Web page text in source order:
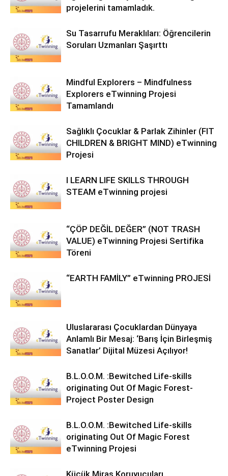
projelerini tamamladık.
Su Tasarrufu Meraklıları: Öğrencilerin
Soruları Uzmanları Şaşırttı
Mindful Explorers – Mindfulness
Explorers eTwinning Projesi
Tamamlandı
Sağlıklı Çocuklar & Parlak Zihinler (FIT
CHILDREN & BRIGHT MIND) eTwinning
Projesi
I LEARN LIFE SKILLS THROUGH
STEAM eTwinning projesi
“ÇÖP DEĞİL DEĞER” (NOT TRASH
VALUE) eTwinning Projesi Sertifika
Töreni
“EARTH FAMİLY” eTwinning PROJESİ
Uluslararası Çocuklardan Dünyaya
Anlamlı Bir Mesaj: ‘Barış İçin Birleşmiş
Sanatlar’ Dijital Müzesi Açılıyor!
B.L.O.O.M. :Bewitched Life-skills
originating Out Of Magic Forest-
Project Poster Design
B.L.O.O.M. :Bewitched Life-skills
originating Out Of Magic Forest
eTwinning Projesi
Küçük Miras Koruyucuları